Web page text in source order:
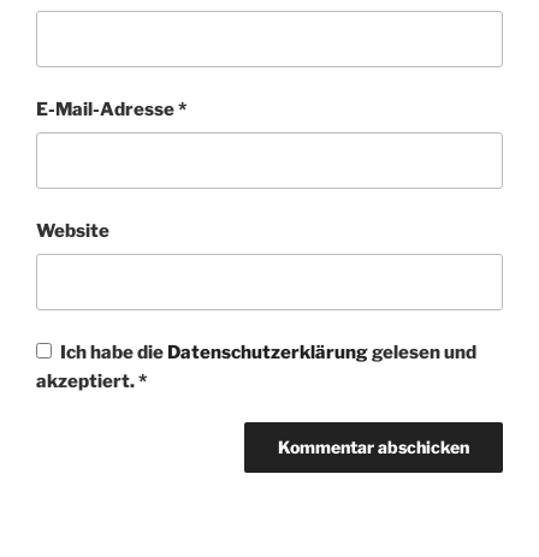
E-Mail-Adresse*
Website
Ich habe die Datenschutzerklärunggelesen und
akzeptiert.*